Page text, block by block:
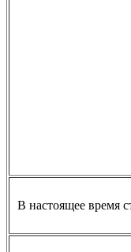
В настоящее время